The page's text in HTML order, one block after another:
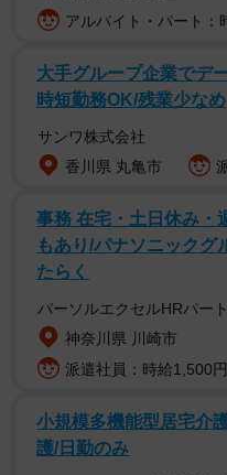
妻のBさんは、常にスマー
取りを楽しんでいます。
座にAIへ相談し、その回
いって書いてあるから、
言い返すのでした。
ん。仕事でも家庭でも息
のために離婚は考えられ
アルバイト・パート：
大手グループ企業でデ
時短勤務OK/残業少なめ
サンワ株式会社
香川県 丸亀市
事務 在宅・土日休み・
もあり/パナソニックグ
たらく
パーソルエクセルHRパー
神奈川県 川崎市
派遣社員：時給1,500
小規模多機能型居宅介
護/日勤のみ